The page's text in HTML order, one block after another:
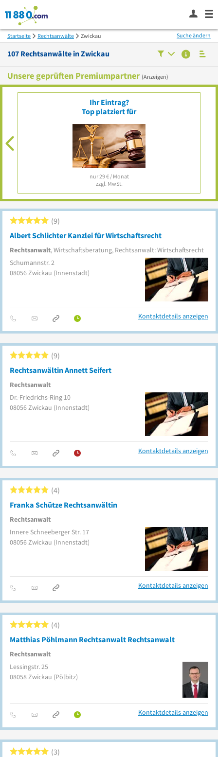
Startseite Rechtsanwälte Zwickau
107 Rechtsanwälte inZwickau
Suche ändern
Unsere geprüften Premiumpartner (Anzeigen)
Ihr Eintrag?
Top platziert für
nur 29 € / Monat
zzgl. MwSt.
Albert Schlichter Kanzlei für Wirtschaftsrecht
Rechtsanwalt, Wirtschaftsberatung, Rechtsanwalt: Wirtschaftsrecht
9
Schumannstr. 2
08056Zwickau (Innenstadt)
Kontaktdetails anzeigen
Rechtsanwältin Annett Seifert
Rechtsanwalt
9
Dr.-Friedrichs-Ring 10
08056Zwickau (Innenstadt)
Kontaktdetails anzeigen
Franka Schütze Rechtsanwältin
Rechtsanwalt
4
Innere Schneeberger Str. 17
08056Zwickau (Innenstadt)
Kontaktdetails anzeigen
Matthias Pöhlmann Rechtsanwalt Rechtsanwalt
Rechtsanwalt
4
Lessingstr. 25
08058Zwickau (Pölbitz)
Kontaktdetails anzeigen
3